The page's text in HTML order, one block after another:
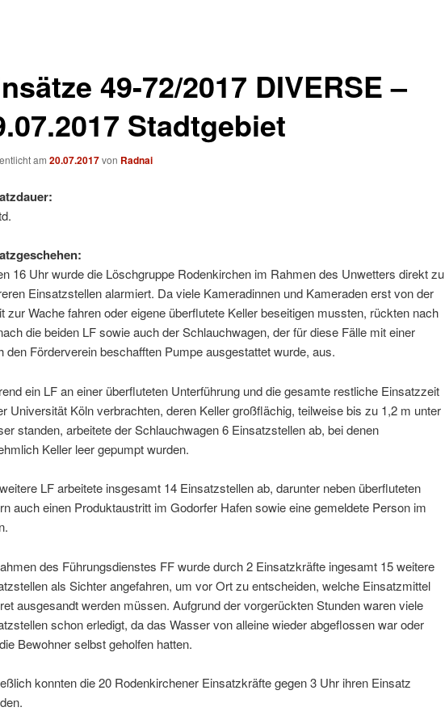
49-72/2017 DIVERSE –
Stadtgebiet
am 20.07.2017von Radnai
16 Uhr wurde die Löschgruppe Rodenkirchen im Rahmen des Unwetters direkt zu
Einsatzstellen alarmiert. Da viele Kameradinnen und Kameraden erst von der
zur Wache fahren oder eigene überflutete Keller beseitigen mussten, rückten nach
die beiden LF sowie auch der Schlauchwagen, der für diese Fälle mit einer
den Förderverein beschafften Pumpe ausgestattet wurde, aus.
ein LF an einer überfluteten Unterführung und die gesamte restliche Einsatzzeit
Universität Köln verbrachten, deren Keller großflächig, teilweise bis zu 1,2 m unter
standen, arbeitete der Schlauchwagen 6 Einsatzstellen ab, bei denen
Keller leer gepumpt wurden.
LF arbeitete insgesamt 14 Einsatzstellen ab, darunter neben überfluteten
auch einen Produktaustritt im Godorfer Hafen sowie eine gemeldete Person im
des Führungsdienstes FF wurde durch 2 Einsatzkräfte ingesamt 15 weitere
als Sichter angefahren, um vor Ort zu entscheiden, welche Einsatzmittel
ausgesandt werden müssen. Aufgrund der vorgerückten Stunden waren viele
schon erledigt, da das Wasser von alleine wieder abgeflossen war oder
Bewohner selbst geholfen hatten.
konnten die 20 Rodenkirchener Einsatzkräfte gegen 3 Uhr ihren Einsatz